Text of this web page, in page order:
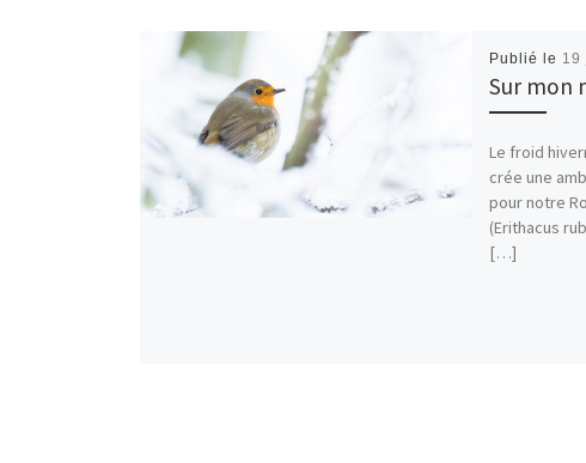
Publié le 19
Sur mon
Le froid
crée une
pour notre
(Erithacus
[…]